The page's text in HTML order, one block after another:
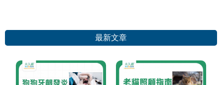
最新文章